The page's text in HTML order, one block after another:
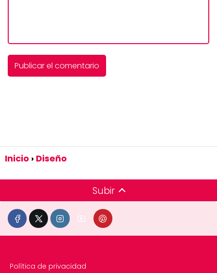
Inicio Diseño
Subir
Política de privacidad